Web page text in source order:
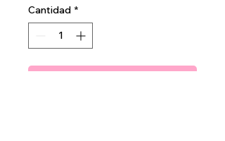
Cantidad *